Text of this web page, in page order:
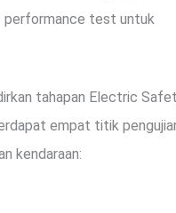
performance test untuk
tahapan Electric
empat titik
kendaraan: